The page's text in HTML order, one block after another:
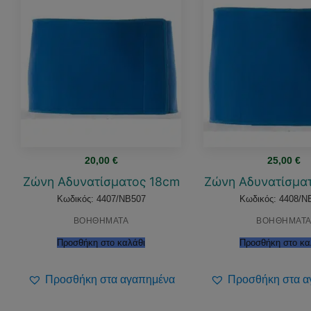
20,00 €
Ζώνη Αδυνατίσματος 18cm
Κωδικός: 4407/NB507
ΒΟΗΘΗΜΑΤΑ
Προσθήκη στο καλάθι
Προσθήκη στα αγαπημένα
25,00 €
Ζώνη
Κωδικός: 4408/
ΒΟΗΘΗΜΑΤΑ
Προσθήκη στο
Προσθήκη στα